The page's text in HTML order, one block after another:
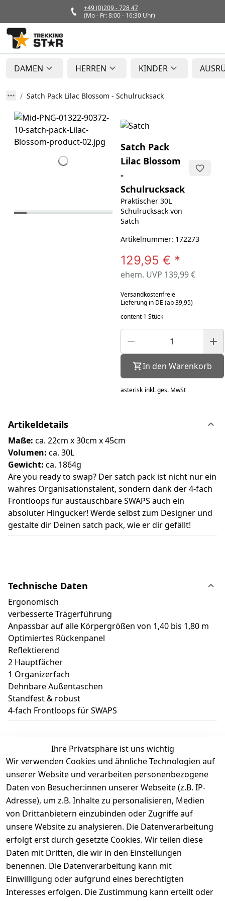
+49 (0)209 - 728 47
(Mo - Fr: 8:00 - 16:30 Uhr)
DAMEN HERREN KINDER
Satch Pack Lilac Blossom - Schulrucksack
Satch Pack
Lilac Blossom
-
Schulrucksack
Praktischer 30L
Schulrucksack von
Satch
Artikelnummer: 172273
129,95 € *
ehem. UVP 139,99 €
Versandkostenfreie
Lieferung in DE (ab 39,95)
content 1 Stück
In den Warenkorb
asterisk inkl. ges. MwSt
Artikeldetails
Maße: ca. 22cm x 30cm x 45cm
Volumen: ca. 30L
Gewicht: ca. 1864g
Are you ready to swap? Der satch pack ist nicht nur ein
wahres Organisationstalent, sondern dank der 4-fach
Frontloops für austauschbare SWAPS auch ein
absoluter Hingucker! Werde selbst zum Designer und
gestalte dir Deinen satch pack, wie er dir gefällt!
Technische Daten
Ergonomisch
verbesserte Trägerführung
Anpassbar auf alle Körpergrößen von 1,40 bis 1,80 m
Optimiertes Rückenpanel
Reflektierend
2 Hauptfächer
1 Organizerfach
Dehnbare Außentaschen
Standfest & robust
4-fach Frontloops für SWAPS
Kundenbewertungen
Durchschnittliche Bewertung
0
Basierend auf 0 Bewertung(en)
Bewertung abgeben
5
( 0 )
4
( 0 )
3
( 0 )
2
( 0 )
Ihre Privatsphäre ist uns wichtig
Wir verwenden Cookies und ähnliche Technologien auf
unserer Website und verarbeiten personenbezogene
Daten von Besucher:innen unserer Webseite (z.B. IP-
Adresse), um z.B. Inhalte zu personalisieren, Medien
von Drittanbietern einzubinden oder Zugriffe auf
unsere Website zu analysieren. Die Datenverarbeitung
erfolgt erst durch gesetzte Cookies. Wir teilen diese
Daten mit Dritten, die wir in den Einstellungen
benennen. Die Datenverarbeitung kann mit
Einwilligung oder aufgrund eines berechtigten
Interesses erfolgen. Die Zustimmung kann erteilt oder